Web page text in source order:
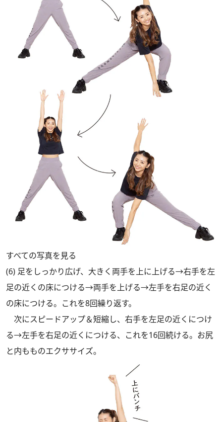
すべての写真を見る
(6) 足をしっかり広げ、大きく両手を上に上げる→右手を左
足の近くの床につける→両手を上げる→左手を右足の近く
の床につける。これを8回繰り返す。
次にスピードアップ＆短縮し、右手を左足の近くにつけ
る→左手を右足の近くにつける、これを16回続ける。お尻
と内もものエクササイズ。